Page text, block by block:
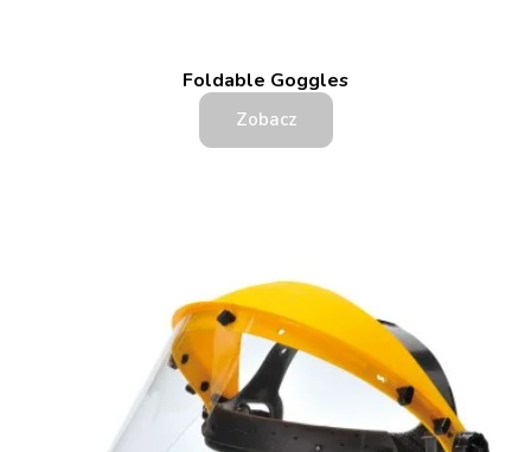
Foldable Goggles
Zobacz